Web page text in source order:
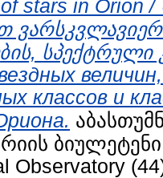
stars in Orion
классов и
ბიულეტენი
Observatory